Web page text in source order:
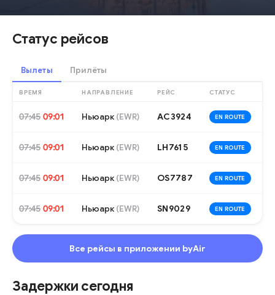
Статус рейсов
Вылеты Прилёты
ВРЕМЯ НАПРАВЛЕНИЕ РЕЙС СТАТУС
07:45 09:01 Ньюарк (EWR) AC3924 EN ROUTE
07:45 09:01 Ньюарк (EWR) LH7615 EN ROUTE
07:45 09:01 Ньюарк (EWR) OS7787 EN ROUTE
07:45 09:01 Ньюарк (EWR) SN9029 EN ROUTE
Все рейсы в приложении byAir
Задержки сегодня